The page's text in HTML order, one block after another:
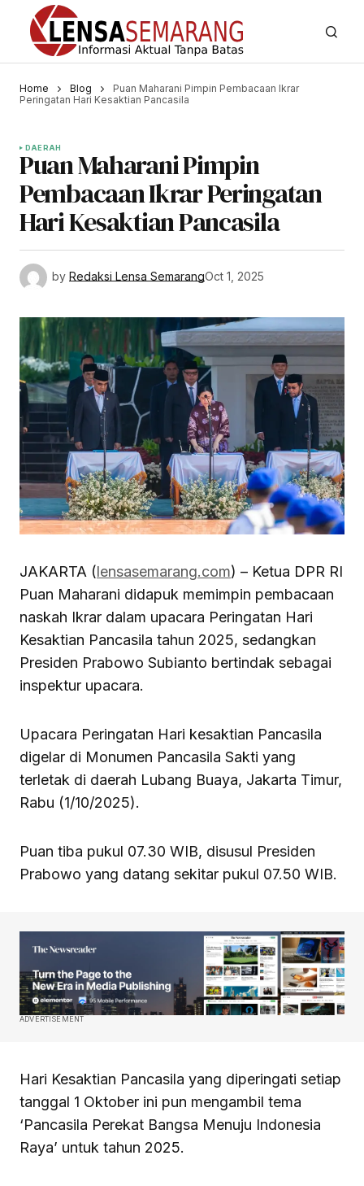
Home Blog
Puan Maharani Pimpin Pembacaan Ikrar
Peringatan Hari Kesaktian Pancasila
DAERAH
Puan Maharani Pimpin
Pembacaan Ikrar Peringatan
Hari Kesaktian Pancasila
by Redaksi Lensa SemarangOct 1, 2025
JAKARTA (lensasemarang.com) – Ketua DPR RI
Puan Maharani didapuk memimpin pembacaan
naskah Ikrar dalam upacara Peringatan Hari
Kesaktian Pancasila tahun 2025, sedangkan
Presiden Prabowo Subianto bertindak sebagai
inspektur upacara.
Upacara Peringatan Hari kesaktian Pancasila
digelar di Monumen Pancasila Sakti yang
terletak di daerah Lubang Buaya, Jakarta Timur,
Rabu (1/10/2025).
Puan tiba pukul 07.30 WIB, disusul Presiden
Prabowo yang datang sekitar pukul 07.50 WIB.
ADVERTISEMENT
Hari Kesaktian Pancasila yang diperingati setiap
tanggal 1 Oktober ini pun mengambil tema
‘Pancasila Perekat Bangsa Menuju Indonesia
Raya’ untuk tahun 2025.